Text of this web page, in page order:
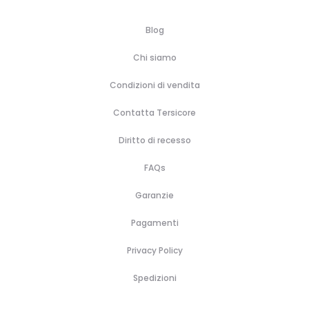
Blog
Chi siamo
Condizioni di vendita
Contatta Tersicore
Diritto di recesso
FAQs
Garanzie
Pagamenti
Privacy Policy
Spedizioni